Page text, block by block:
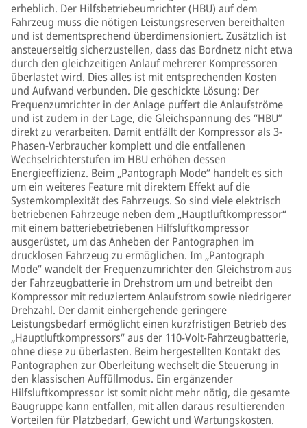
erheblich. Der Hilfsbetriebeumrichter (HBU) auf dem
Fahrzeug muss die nötigen Leistungsreserven bereithalten
und ist dementsprechend überdimensioniert. Zusätzlich ist
ansteuerseitig sicherzustellen, dass das Bordnetz nicht etwa
durch den gleichzeitigen Anlauf mehrerer Kompressoren
überlastet wird. Dies alles ist mit entsprechenden Kosten
und Aufwand verbunden. Die geschickte Lösung: Der
Frequenzumrichter in der Anlage puffert die Anlaufströme
und ist zudem in der Lage, die Gleichspannung des “HBU”
direkt zu verarbeiten. Damit entfällt der Kompressor als 3-
Phasen-Verbraucher komplett und die entfallenen
Wechselrichterstufen im HBU erhöhen dessen
Energieeffizienz. Beim „Pantograph Mode“ handelt es sich
um ein weiteres Feature mit direktem Effekt auf die
Systemkomplexität des Fahrzeugs. So sind viele elektrisch
betriebenen Fahrzeuge neben dem „Hauptluftkompressor“
mit einem batteriebetriebenen Hilfsluftkompressor
ausgerüstet, um das Anheben der Pantographen im
drucklosen Fahrzeug zu ermöglichen. Im „Pantograph
Mode“ wandelt der Frequenzumrichter den Gleichstrom aus
der Fahrzeugbatterie in Drehstrom um und betreibt den
Kompressor mit reduziertem Anlaufstrom sowie niedrigerer
Drehzahl. Der damit einhergehende geringere
Leistungsbedarf ermöglicht einen kurzfristigen Betrieb des
„Hauptluftkompressors“ aus der 110-Volt-Fahrzeugbatterie,
ohne diese zu überlasten. Beim hergestellten Kontakt des
Pantographen zur Oberleitung wechselt die Steuerung in
den klassischen Auffüllmodus. Ein ergänzender
Hilfsluftkompressor ist somit nicht mehr nötig, die gesamte
Baugruppe kann entfallen, mit allen daraus resultierenden
Vorteilen für Platzbedarf, Gewicht und Wartungskosten.